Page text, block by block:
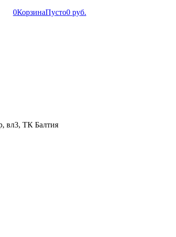
0КорзинаПусто0 руб.
вл3, ТК Балтия